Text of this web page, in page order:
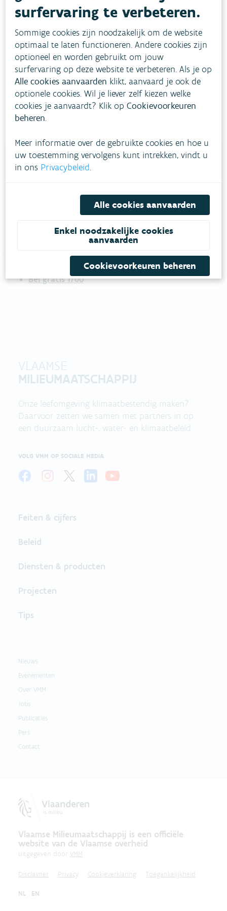
Download pdf
Bekijk het overzicht van meestgestelde vragen.
Niet gevonden wat je zocht? Vul ons
contactformulier in.
Bel gratis 1700
VLAAMSE
MILIEUMAATSCHAPPIJ
Onze leefomgeving klimaatbestendig maken?
Daarvoor zetten we samen met partners in op
een duurzaam lucht-, water- en klimaatbeleid.
VOLG VMM OP SOCIALE MEDIA
Feiten & cijfers
Beleid
Diensten & producten
Projecten
Tips
Nieuws
Evenementen
Over VMM
Jobs
Publicaties
Pers
Contact
Vlaamse Milieumaatschappij is een officiële
website van de Vlaamse overheid
uitgegeven door VMM
Disclaimer Privacy Cookieverklaring Toegankelijkheid
NL EN
surfervaring te verbeteren.
Sommige cookies zijn noodzakelijk om de website
optimaal te laten functioneren. Andere cookies zijn
optioneel en worden gebruikt om jouw
surfervaring op deze website te verbeteren. Als je op
Alle cookies aanvaarden klikt, aanvaard je ook de
optionele cookies. Wil je liever zelf kiezen welke
cookies je aanvaardt? Klik opCookievoorkeuren
beheren.
Meer informatie over de gebruikte cookies en hoe u
uw toestemming vervolgens kunt intrekken, vindt u
in ons Privacybeleid.
Alle cookies aanvaarden
Enkel noodzakelijke cookies
aanvaarden
Cookievoorkeuren beheren